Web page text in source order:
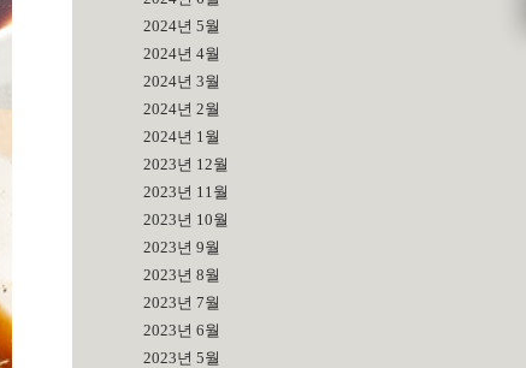
2024년 5월
2024년 4월
2024년 3월
2024년 2월
2024년 1월
2023년 12월
2023년 11월
2023년 10월
2023년 9월
2023년 8월
2023년 7월
2023년 6월
2023년 5월